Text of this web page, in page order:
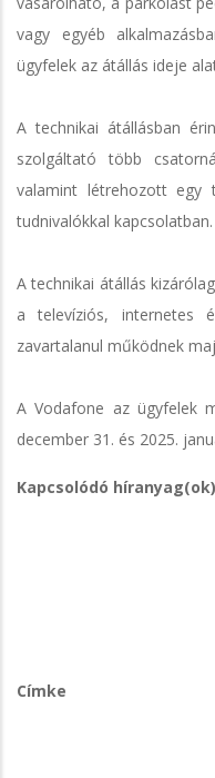
vagy egyéb
ügyfelek az átállás ideje
A technikai átállásban
szolgáltató több
valamint létrehozott egy
tudnivalókkal kapcsolatban.
A technikai átállás
a televíziós, internetes
zavartalanul működnek
A Vodafone az ügyfelek
december 31. és 2025.
Kapcsolódó híranyag(ok)
Címke